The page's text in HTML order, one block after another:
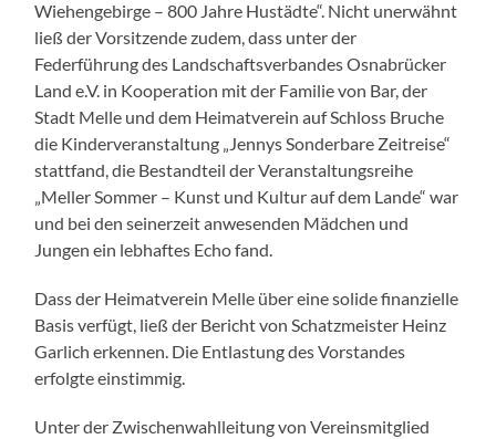
Wiehengebirge – 800 Jahre Hustädte“. Nicht unerwähnt
ließ der Vorsitzende zudem, dass unter der
Federführung des Landschaftsverbandes Osnabrücker
Land e.V. in Kooperation mit der Familie von Bar, der
Stadt Melle und dem Heimatverein auf Schloss Bruche
die Kinderveranstaltung „Jennys Sonderbare Zeitreise“
stattfand, die Bestandteil der Veranstaltungsreihe
„Meller Sommer – Kunst und Kultur auf dem Lande“ war
und bei den seinerzeit anwesenden Mädchen und
Jungen ein lebhaftes Echo fand.
Dass der Heimatverein Melle über eine solide finanzielle
Basis verfügt, ließ der Bericht von Schatzmeister Heinz
Garlich erkennen. Die Entlastung des Vorstandes
erfolgte einstimmig.
Unter der Zwischenwahlleitung von Vereinsmitglied